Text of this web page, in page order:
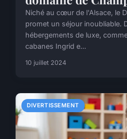
Niché au cœur de l'Alsace, le
promet un séjour inoubliable.
hébergements de luxe,
cabanes Ingrid e...
10 juillet 2024
DIVERTISSEMENT